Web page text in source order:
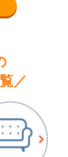
／